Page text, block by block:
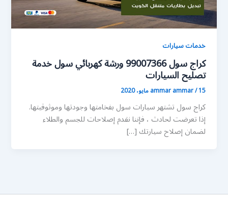
خدمات سيارات
كراج سول 99007366 ورشة كهربائي سول خدمة
تصليح السيارات
ammar ammar/15 مايو، 2020
كراج سول تشتهر سيارات سول بفخامتها وجودتها وموثوقيتها.
إذا تعرضت لحادث ، فإننا نقدم إصلاحات للجسم والطلاء
لضمان إصلاح سيارتك […]